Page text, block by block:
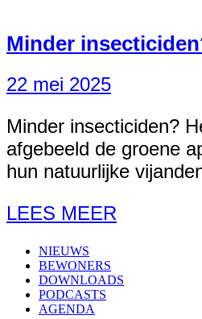
Minder
22 mei 2025
Minder insecticiden?
afgebeeld de groene
hun natuurlijke
LEES MEER
NIEUWS
BEWONERS
DOWNLOADS
PODCASTS
AGENDA